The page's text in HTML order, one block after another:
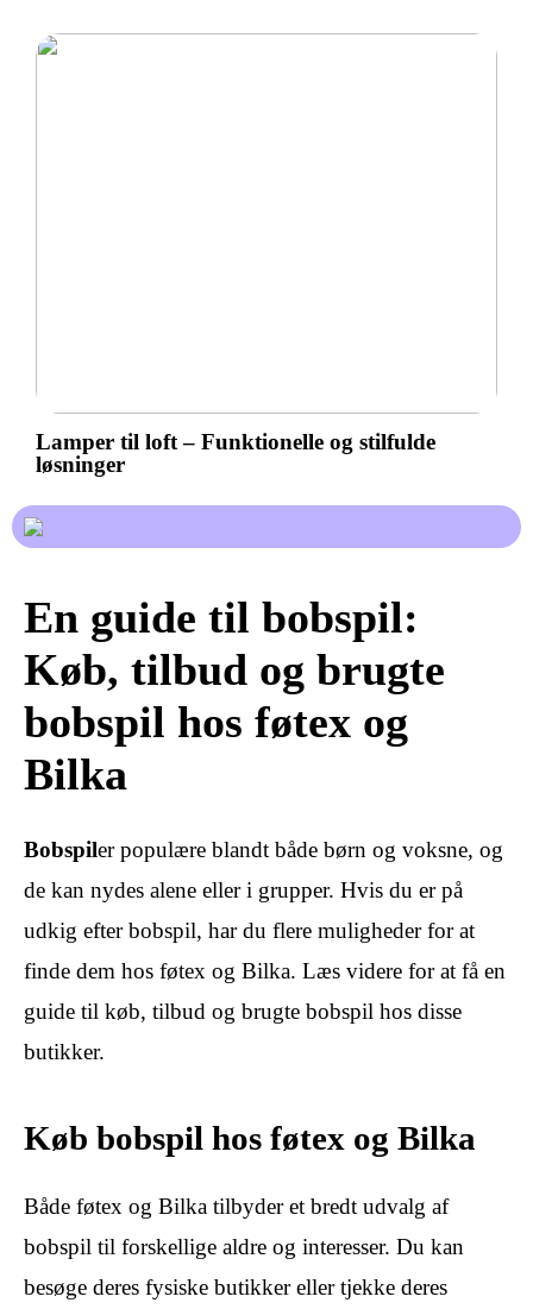
Lamper til loft – Funktionelle og stilfulde
løsninger
En guide til bobspil:
Køb, tilbud og brugte
bobspil hos føtex og
Bilka
Bobspiler populære blandt både børn og voksne, og
de kan nydes alene eller i grupper. Hvis du er på
udkig efter bobspil, har du flere muligheder for at
finde dem hos føtex og Bilka. Læs videre for at få en
guide til køb, tilbud og brugte bobspil hos disse
butikker.
Køb bobspil hos føtex og Bilka
Både føtex og Bilka tilbyder et bredt udvalg af
bobspil til forskellige aldre og interesser. Du kan
besøge deres fysiske butikker eller tjekke deres